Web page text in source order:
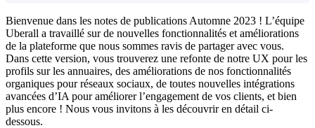
Bienvenue dans les notes de publications Automne 2023 ! L’équipe
Uberall a travaillé sur de nouvelles fonctionnalités et améliorations
de la plateforme que nous sommes ravis de partager avec vous.
Dans cette version, vous trouverez une refonte de notre UX pour les
profils sur les annuaires, des améliorations de nos fonctionnalités
organiques pour réseaux sociaux, de toutes nouvelles intégrations
avancées d’IA pour améliorer l’engagement de vos clients, et bien
plus encore ! Nous vous invitons à les découvrir en détail ci-
dessous.